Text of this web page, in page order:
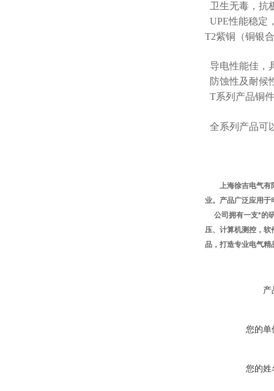
卫生无毒，抗
UPE性能稳定
T2紫铜（铜银
导电性能佳，
防蚀性及耐候
T系列产品铜
全系列产品可
上海徐吉电气有
业。产品广泛应用于
公司拥有一支*的研
压、计算机测控，软
品，打造专业电气精
产
您的单
您的姓